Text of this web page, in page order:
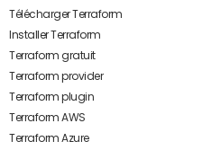
Télécharger Terraform
Installer Terraform
Terraform gratuit
Terraform provider
Terraform plugin
Terraform AWS
Terraform Azure